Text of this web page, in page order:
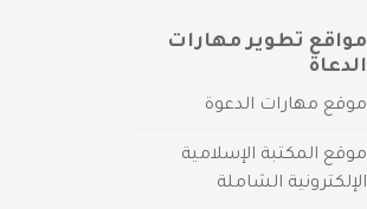
مواقع تطوير مهارات
الدعاة
موقع مهارات الدعوة
موقع المكتبة الإسلامية
الإلكترونية الشاملة